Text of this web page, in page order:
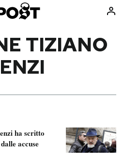
Libri
Ok Boomer!
TIZIANO
ha scritto
accuse